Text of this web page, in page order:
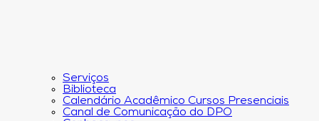
Serviços
Biblioteca
Calendário Acadêmico Cursos Presenciais
Canal de Comunicação do DPO